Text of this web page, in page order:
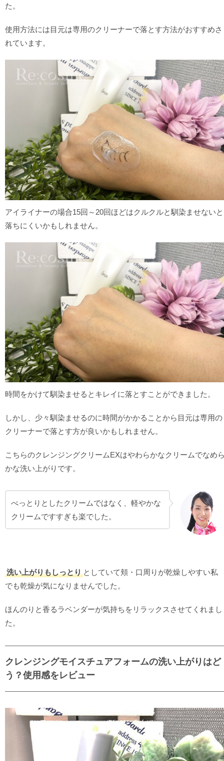
た。
使用方法には目元は専用のクリーナーで落とす方法がおすすめさ
れています。
アイライナーの場合15回～20回ほどはクルクルと馴染ませないと
落ちにくいかもしれません。
時間をかけて馴染ませるとキレイに落とすことができました。
しかし、少々馴染ませるのに時間がかかることから目元は専用の
クリーナーで落とす方が良いかもしれません。
こちらのクレンジングクリームEXはやわらかなクリームでなめ
かな洗い上がりです。
べっとりとしたクリームではなく、軽やかな
クリームですすぎも楽でした。
洗い上がりもしっとり としていて頬・口周りが乾燥しやすい私
でも乾燥が気になりませんでした。
ほんのりと香るラベンダーが気持ちをリラックスさせてくれまし
た。
クレンジングモイスチュアフォームの洗い上がりはど
う？使用感をレビュー